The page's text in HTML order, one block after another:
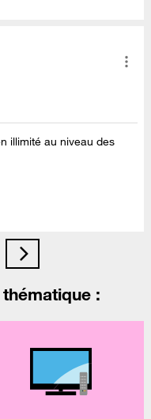
illimité au niveau des
: